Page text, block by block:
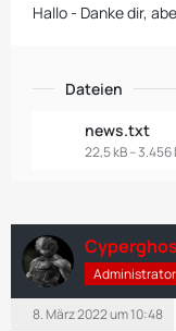
Hallo - Danke dir,
Dateien
news.txt
22,5 kB –
Administrator
8. März 2022 um 10:48